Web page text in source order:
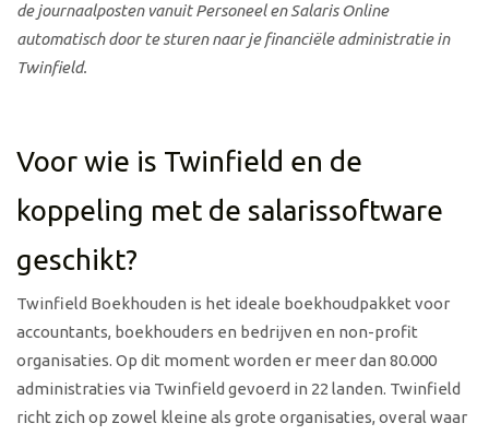
de journaalposten vanuit Personeel en Salaris Online
automatisch door te sturen naar je financiële administratie in
Twinfield.
Voor wie is Twinfield en de
koppeling met de salarissoftware
geschikt?
Twinfield Boekhouden is het ideale boekhoudpakket voor
accountants, boekhouders en bedrijven en non-profit
organisaties. Op dit moment worden er meer dan 80.000
administraties via Twinfield gevoerd in 22 landen. Twinfield
richt zich op zowel kleine als grote organisaties, overal waar